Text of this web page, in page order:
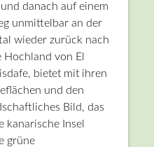
danach auf einem
unmittelbar an der
wieder zurück nach
Hochland von El
bietet mit ihren
und den
Bild, das
kanarische Insel
grüne